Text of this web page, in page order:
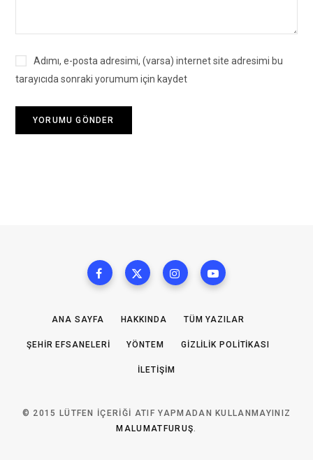
Adımı, e-posta adresimi, (varsa) internet site adresimi bu
tarayıcıda sonraki yorumum için kaydet
ANA SAYFA HAKKINDA TÜM YAZILAR
ŞEHIR EFSANELERI YÖNTEM GIZLILIK POLITIKASI
İLETIŞIM
© 2015 LÜTFEN IÇERIĞI ATIF YAPMADAN KULLANMAYINIZ
MALUMATFURUŞ.